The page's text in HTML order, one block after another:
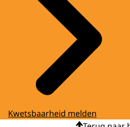
Kwetsbaarheid melden